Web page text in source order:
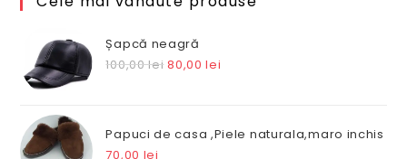
Șapcă neagră
100,00lei Prețul
fost:
80,00lei
80,00 lei.
Papuci de casa ,Piele naturala,maro inchis
70,00 lei